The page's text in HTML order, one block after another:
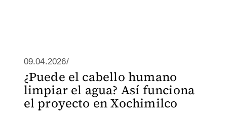
09.04.2026/
¿Puede el cabello humano
limpiar el agua? Así funciona
el proyecto en Xochimilco